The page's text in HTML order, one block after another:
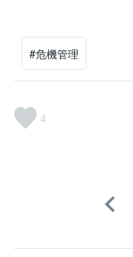
#危機管理
4